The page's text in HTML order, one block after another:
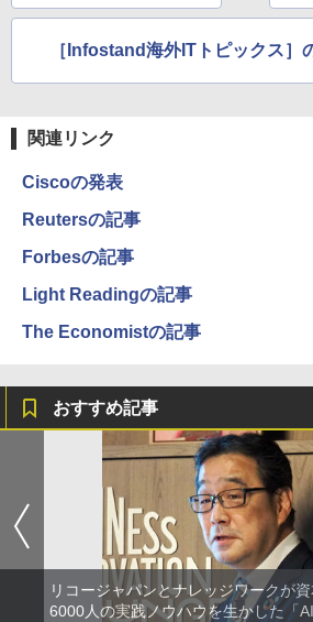
y
［Infostand海外ITトピックス］
関連リンク
Ciscoの発表
Reutersの記事
Forbesの記事
Light Readingの記事
The Economistの記事
おすすめ記事
リコージャパンとナレッジワークが
6000人の実践ノウハウを生かした「